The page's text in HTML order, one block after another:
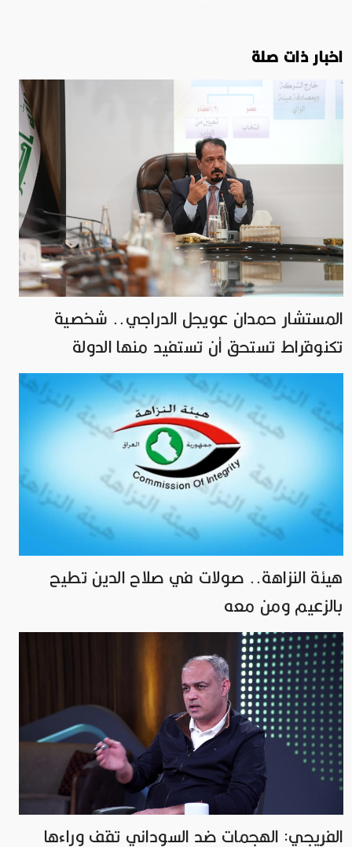
اخبار ذات صلة
المستشار حمدان عويجل الدراجي.. شخصية
تكنوقراط تستحق أن تستفيد منها الدولة
هيئة النزاهة.. صولات في صلاح الدين تطيح
بالزعيم ومن معه
الفريجي: الهجمات ضد السوداني تقف وراءها